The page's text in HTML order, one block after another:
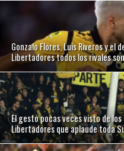
Gonzalo Flores, Luis Riveros y el
Libertadores todos los rivales
El gesto pocas veces visto de
Libertadores que aplaude toda